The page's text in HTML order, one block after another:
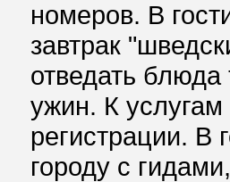
номеров. В
завтрак
отведать
ужин. К услугам
регистрации. В
городу с